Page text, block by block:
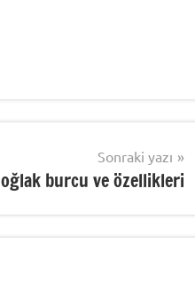
Sonraki yazı
oğlak burcu ve özellikleri